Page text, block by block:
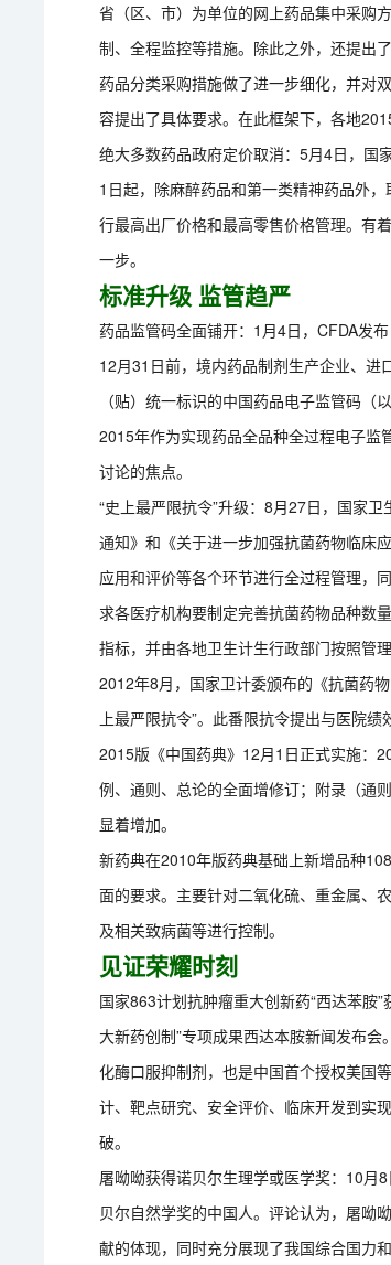
省（区、市）为单位的网上药品集中采购
制、全程监控等措施。除此之外，还提出
药品分类采购措施做了进一步细化，并对
容提出了具体要求。在此框架下，各地
绝大多数药品政府定价取消：5月4日，国
1日起，除麻醉药品和第一类精神药品外
行最高出厂价格和最高零售价格管理。有
一步。
标准升级 监管趋严
药品监管码全面铺开：1月4日，CFDA发
12月31日前，境内药品制剂生产企业、
（贴）统一标识的中国药品电子监管码（
2015年作为实现药品全品种全过程电子
讨论的焦点。
“史上最严限抗令”升级：8月27日，国家
通知》和《关于进一步加强抗菌药物临床
应用和评价等各个环节进行全过程管理，
求各医疗机构要制定完善抗菌药物品种数
指标，并由各地卫生计生行政部门按照管
2012年8月，国家卫计委颁布的《抗菌药
上最严限抗令”。此番限抗令提出与医院
2015版《中国药典》12月1日正式实施：
例、通则、总论的全面增修订；附录（通
显着增加。
新药典在2010年版药典基础上新增品种
面的要求。主要针对二氧化硫、重金属、
及相关致病菌等进行控制。
见证荣耀时刻
国家863计划抗肿瘤重大创新药“西达苯胺
大新药创制”专项成果西达本胺新闻发布
化酶口服抑制剂，也是中国首个授权美国
计、靶点研究、安全评价、临床开发到实
破。
屠呦呦获得诺贝尔生理学或医学奖：10月
贝尔自然学奖的中国人。评论认为，屠呦
献的体现，同时充分展现了我国综合国力